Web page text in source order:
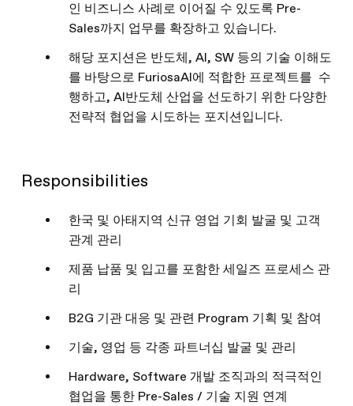
인 비즈니스 사례로 이어질 수 있도록 Pre-
Sales까지 업무를 확장하고 있습니다.
해당 포지션은 반도체, AI, SW 등의 기술 이해도
를 바탕으로 FuriosaAI에 적합한 프로젝트를 수
행하고, AI반도체 산업을 선도하기 위한 다양한
전략적 협업을 시도하는 포지션입니다.
Responsibilities
한국 및 아태지역 신규 영업 기회 발굴 및 고객
관계 관리
제품 납품 및 입고를 포함한 세일즈 프로세스 관
리
B2G 기관 대응 및 관련 Program 기획 및 참여
기술, 영업 등 각종 파트너십 발굴 및 관리
Hardware, Software 개발 조직과의 적극적인
협업을 통한 Pre-Sales / 기술 지원 연계